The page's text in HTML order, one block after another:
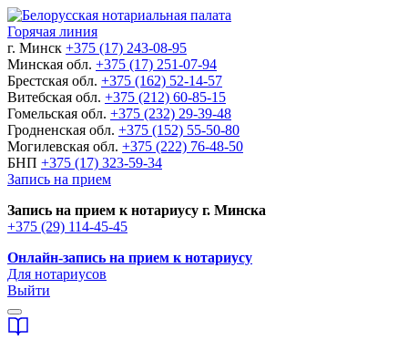
Горячая линия
г. Минск +375 (17) 243-08-95
Минская обл. +375 (17) 251-07-94
Брестская обл. +375 (162) 52-14-57
Витебская обл. +375 (212) 60-85-15
Гомельская обл. +375 (232) 29-39-48
Гродненская обл. +375 (152) 55-50-80
Могилевская обл. +375 (222) 76-48-50
БНП +375 (17) 323-59-34
Запись на прием
Запись на прием к нотариусу г. Минска
+375 (29) 114-45-45
Онлайн-запись на прием к нотариусу
Для нотариусов
Выйти